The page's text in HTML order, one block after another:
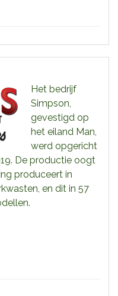
Het bedrijf
Simpson,
gevestigd op
het eiland Man,
werd opgericht
De productie oogt
produceert in
en dit in 57